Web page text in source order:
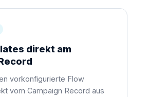
direkt am
vorkonfigurierte Flow
vom Campaign Record aus